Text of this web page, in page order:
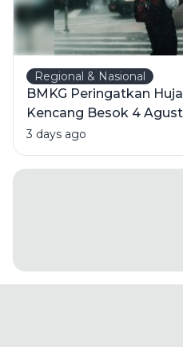
Regional & Nasional
BMKG Peringatkan
Kencang Besok 4
Wilayahnya
3 days ago